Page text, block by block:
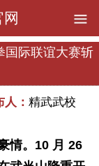
国际联谊大赛斩
人： 精武武校
情。10 月 26